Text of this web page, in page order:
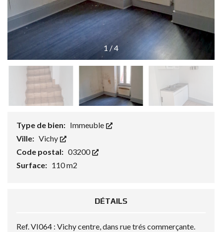
1 /4
Type de bien: Immeuble
Ville: Vichy
Code postal: 03200
Surface: 110 m2
DÉTAILS
Ref. VI064 : Vichy centre, dans rue trés commerçante.